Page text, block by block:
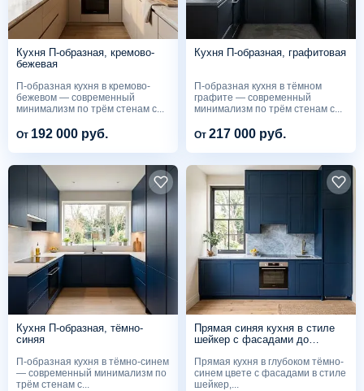
Кухня П-образная, кремово-
бежевая
П-образная кухня в кремово-
бежевом — современный
минимализм по трём стенам с...
От 192 000 руб.
Кухня П-образная, графитовая
П-образная кухня в тёмном
графите — современный
минимализм по трём стенам с...
От 217 000 руб.
Кухня П-образная, тёмно-
синяя
П-образная кухня в тёмно-синем
— современный минимализм по
трём стенам с...
Прямая синяя кухня в стиле
шейкер с фасадами до
Прямая кухня в глубоком тёмно-
синем цвете с фасадами в стиле
шейкер,...